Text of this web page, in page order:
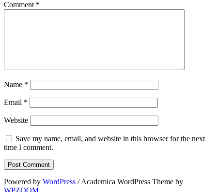
Comment *
Name *
Email *
Website
Save my name, email, and website in this browser for the next
time I comment.
Powered by WordPress / Academica WordPress Theme by